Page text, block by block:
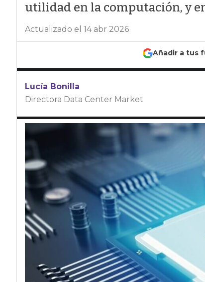
utilidad en la computación, y
Actualizado el 14 abr 2026
Añadir a tus
Lucía Bonilla
Directora Data Center Market